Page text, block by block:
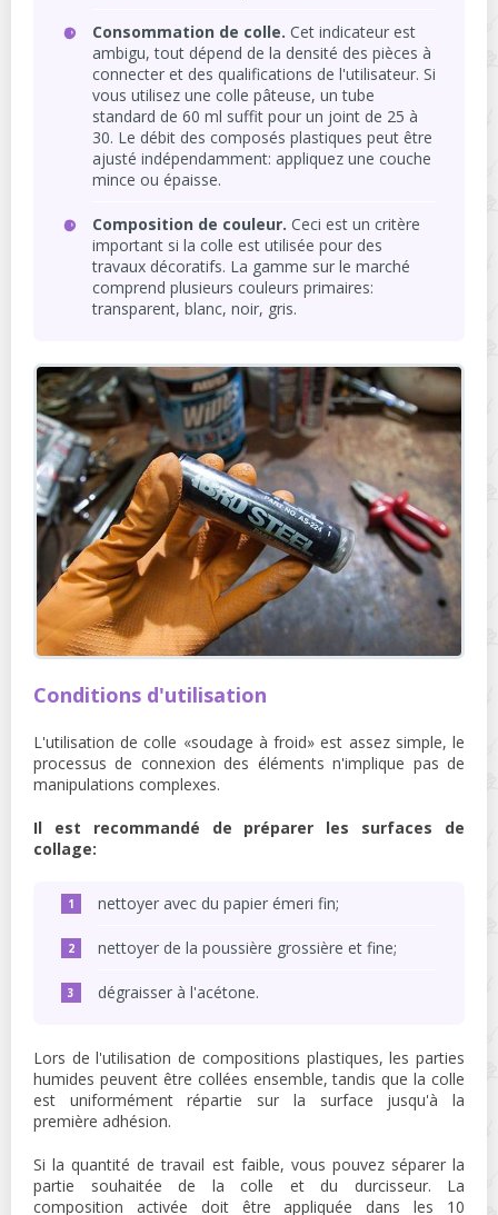
Consommation de colle. Cet indicateur est
ambigu, tout dépend de la densité des pièces à
connecter et des qualifications de l'utilisateur. Si
vous utilisez une colle pâteuse, un tube
standard de 60 ml suffit pour un joint de 25 à
30. Le débit des composés plastiques peut être
ajusté indépendamment: appliquez une couche
mince ou épaisse.
Composition de couleur. Ceci est un critère
important si la colle est utilisée pour des
travaux décoratifs. La gamme sur le marché
comprend plusieurs couleurs primaires:
transparent, blanc, noir, gris.
Conditions d'utilisation
L'utilisation de colle «soudage à froid» est assez simple, le
processus de connexion des éléments n'implique pas de
manipulations complexes.
Il est recommandé de préparer les surfaces de
collage:
nettoyer avec du papier émeri fin;
nettoyer de la poussière grossière et fine;
dégraisser à l'acétone.
Lors de l'utilisation de compositions plastiques, les parties
humides peuvent être collées ensemble, tandis que la colle
est uniformément répartie sur la surface jusqu'à la
première adhésion.
Si la quantité de travail est faible, vous pouvez séparer la
partie souhaitée de la colle et du durcisseur. La
composition activée doit être appliquée dans les 10